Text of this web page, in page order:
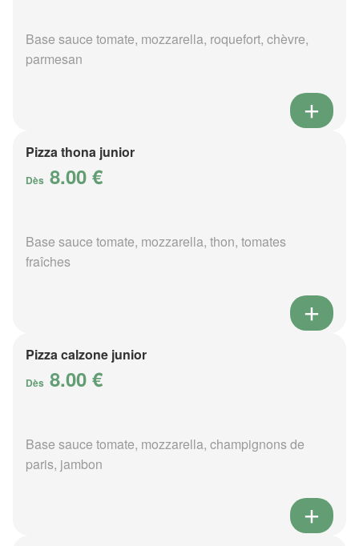
Base sauce tomate, mozzarella, roquefort, chèvre,
parmesan
Pizza thona junior
Dès 8.00 €
Base sauce tomate, mozzarella, thon, tomates
fraîches
Pizza calzone junior
Dès 8.00 €
Base sauce tomate, mozzarella, champignons de
paris, jambon